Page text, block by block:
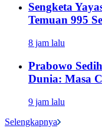
Sengketa
Temuan 995
8 jam lalu
Prabowo
Dunia: Masa
9 jam lalu
Selengkapnya